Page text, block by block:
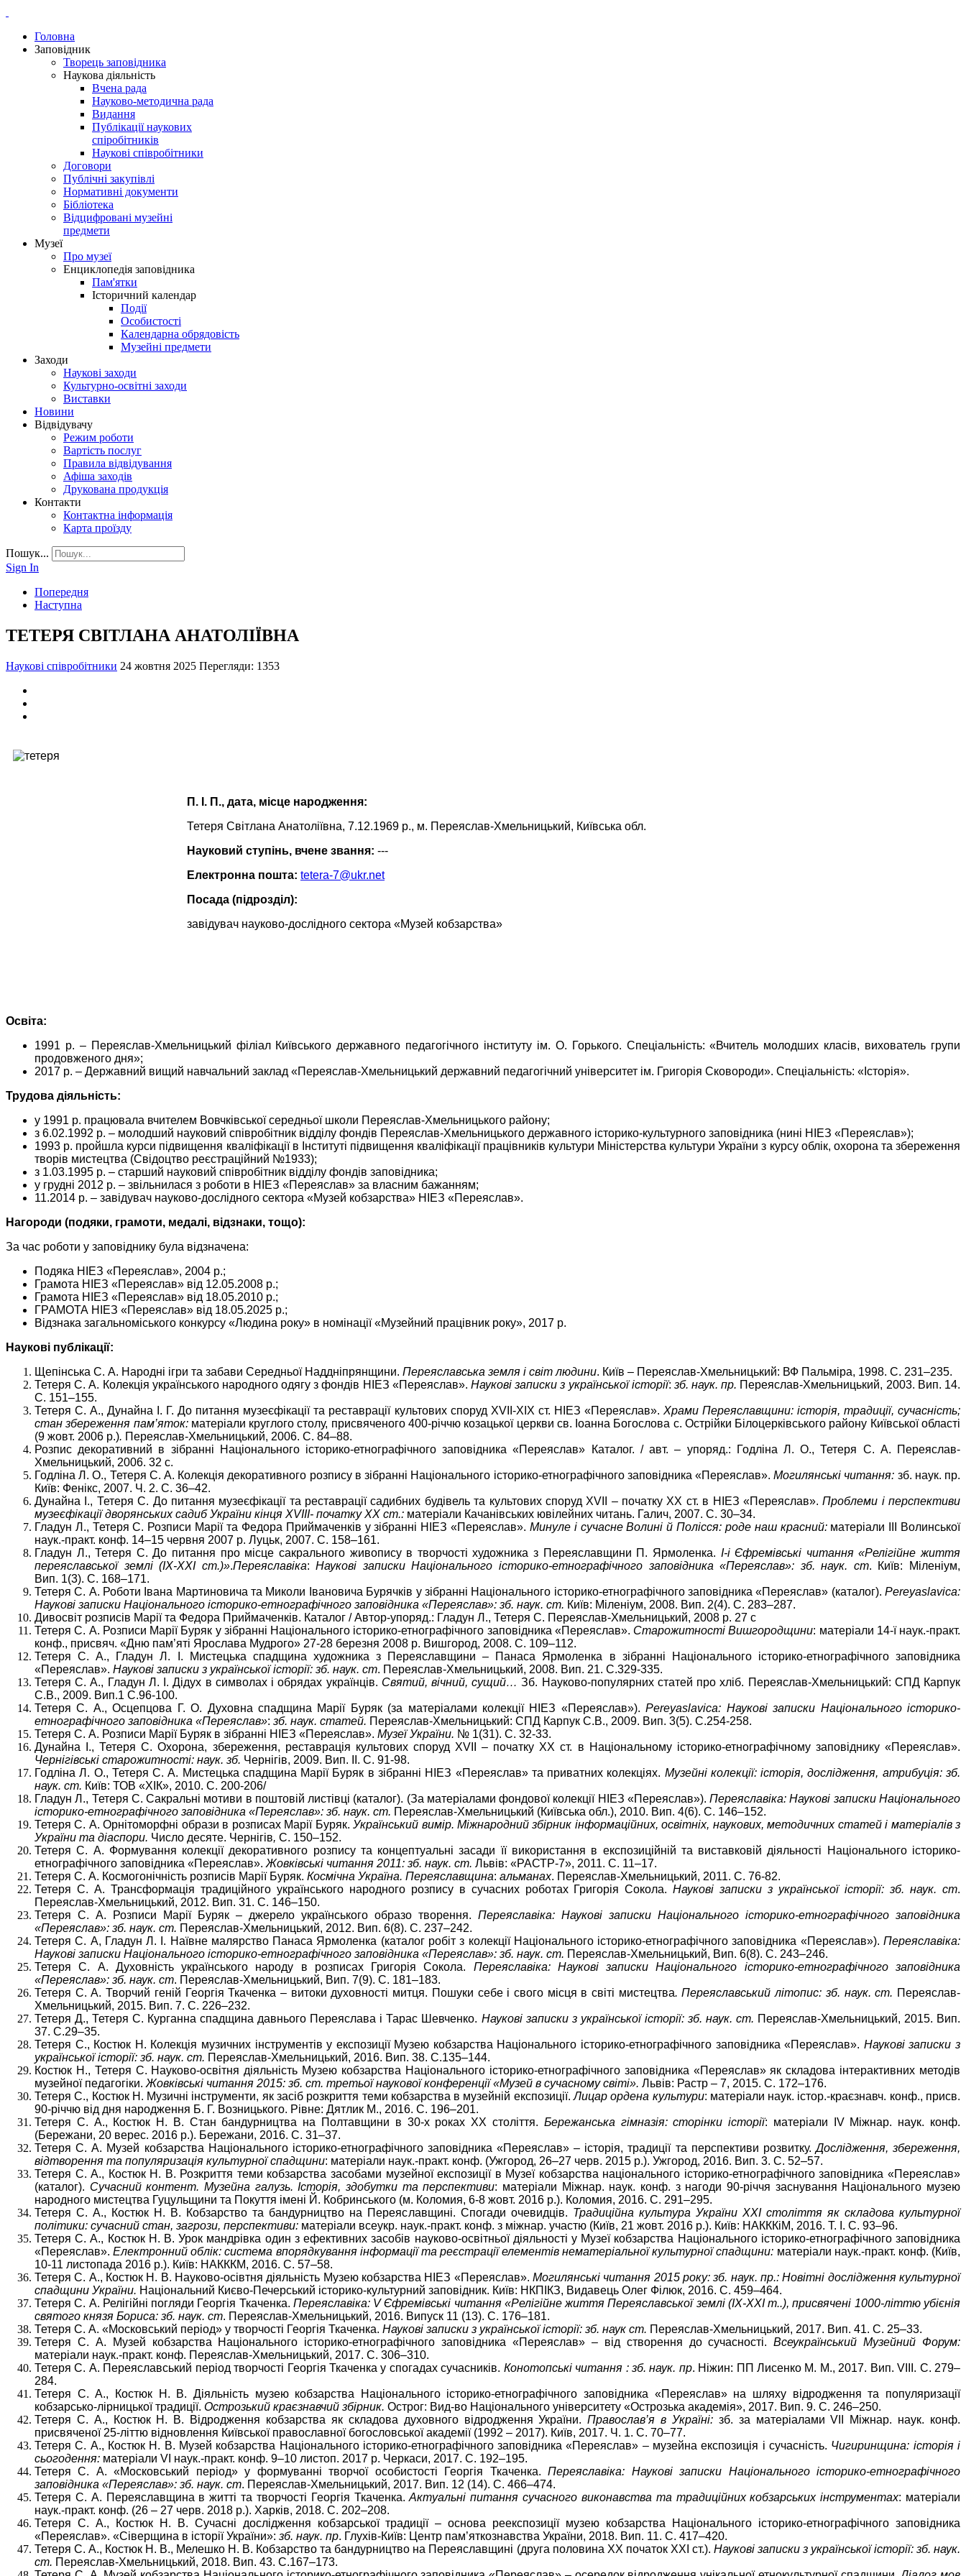
Головна
Заповідник
Творець заповідника
Наукова діяльність
Вчена рада
Науково-методична рада
Видання
Публікації наукових
спіробітників
Наукові співробітники
Договори
Публічні закупівлі
Нормативні документи
Бібліотека
Відцифровані музейні
предмети
Музеї
Про музеї
Енциклопедія заповідника
Пам'ятки
Історичний календар
Події
Особистості
Календарна обрядовість
Музейні предмети
Заходи
Наукові заходи
Культурно-освітні заходи
Виставки
Новини
Відвідувачу
Режим роботи
Вартість послуг
Правила відвідування
Афіша заходів
Друкована продукція
Контакти
Контактна інформація
Карта проїзду
Пошук...
Sign In
Попередня
Наступна
ТЕТЕРЯ СВІТЛАНА АНАТОЛІЇВНА
Наукові співробітники 24 жовтня 2025 Перегляди: 1353
П. І. П., дата, місце народження:
Тетеря Світлана Анатоліївна, 7.12.1969 р., м. Переяслав-Хмельницький, Київська обл.
Науковий ступінь, вчене звання: ---
Електронна пошта: tetera-7@ukr.net
Посада (підрозділ):
завідувач науково-дослідного сектора «Музей кобзарства»
Освіта:
1991 р. – Переяслав-Хмельницький філіал Київського державного педагогічного інституту ім. О. Горького. Спеціальність: «Вчитель молодших класів, вихователь групи
продовженого дня»;
2017 р. – Державний вищий навчальний заклад «Переяслав-Хмельницький державний педагогічний університет ім. Григорія Сковороди». Спеціальність: «Історія».
Трудова діяльність:
у 1991 р. працювала вчителем Вовчківської середньої школи Переяслав-Хмельницького району;
з 6.02.1992 р. – молодший науковий співробітник відділу фондів Переяслав-Хмельницького державного історико-культурного заповідника (нині НІЕЗ «Переяслав»);
1993 р. пройшла курси підвищення кваліфікації в Інституті підвищення кваліфікації працівників культури Міністерства культури України з курсу облік, охорона та збереження
творів мистецтва (Свідоцтво реєстраційний №1933);
з 1.03.1995 р. – старший науковий співробітник відділу фондів заповідника;
у грудні 2012 р. – звільнилася з роботи в НІЕЗ «Переяслав» за власним бажанням;
11.2014 р. – завідувач науково-дослідного сектора «Музей кобзарства» НІЕЗ «Переяслав».
Нагороди (подяки, грамоти, медалі, відзнаки, тощо):
За час роботи у заповіднику була відзначена:
Подяка НІЕЗ «Переяслав», 2004 р.;
Грамота НІЕЗ «Переяслав» від 12.05.2008 р.;
Грамота НІЕЗ «Переяслав» від 18.05.2010 р.;
ГРАМОТА НІЕЗ «Переяслав» від 18.05.2025 р.;
Відзнака загальноміського конкурсу «Людина року» в номінації «Музейний працівник року», 2017 р.
Наукові публікації:
Щепінська С. А. Народні ігри та забави Середньої Наддніпрянщини. Переяславська земля і світ людини. Київ – Переяслав-Хмельницький: ВФ Пальміра, 1998. С. 231–235.
Тетеря С. А. Колекція українського народного одягу з фондів НІЕЗ «Переяслав». Наукові записки з української історії: зб. наук. пр. Переяслав-Хмельницький, 2003. Вип. 14.
С. 151–155.
Тетеря С. А., Дунайна І. Г. До питання музеєфікації та реставрації культових споруд ХVІІ-ХІХ ст. НІЕЗ «Переяслав». Храми Переяславщини: історія, традиції, сучасність;
стан збереження пам’яток: матеріали круглого столу, присвяченого 400-річчю козацької церкви св. Іоанна Богослова с. Острійки Білоцерківського району Київської області
(9 жовт. 2006 р.). Переяслав-Хмельницький, 2006. С. 84–88.
Розпис декоративний в зібранні Національного історико-етнографічного заповідника «Переяслав» Каталог. / авт. – упоряд.: Годліна Л. О., Тетеря С. А. Переяслав-
Хмельницький, 2006. 32 с.
Годліна Л. О., Тетеря С. А. Колекція декоративного розпису в зібранні Національного історико-етнографічного заповідника «Переяслав».Могилянські читання: зб. наук. пр.
Київ: Фенікс, 2007. Ч. 2. С. 36–42.
Дунайна І., Тетеря С. До питання музеєфікації та реставрації садибних будівель та культових споруд ХVІІ – початку ХХ ст. в НІЕЗ «Переяслав».Проблеми і перспективи
музеєфікації дворянських садиб України кінця ХVІІІ- початку ХХ ст.: матеріали Качанівських ювілейних читань. Галич, 2007. С. 30–34.
Гладун Л., Тетеря С. Розписи Марії та Федора Приймаченків у зібранні НІЕЗ «Переяслав». Минуле і сучасне Волині й Полісся: роде наш красний:матеріали ІІІ Волинської
наук.-практ. конф. 14–15 червня 2007 р. Луцьк, 2007. С. 158–161.
Гладун Л., Тетеря С. До питання про місце сакрального живопису в творчості художника з Переяславщини П. Ярмоленка. І-і Єфремівські читання «Релігійне життя
переяславської землі (ІХ-ХХІ ст.)».Переяславіка:Наукові запискиНаціонального історико-етнографічного заповідника «Переяслав»: зб. наук. ст. Київ: Міленіум,
Вип. 1(3). С. 168–171.
Тетеря С. А. Роботи Івана Мартиновича та Миколи Івановича Бурячків у зібранні Національного історико-етнографічного заповідника «Переяслав» (каталог). Pereyaslavica:
Наукові записки Національного історико-етнографічного заповідника «Переяслав»: зб. наук. ст. Київ: Міленіум, 2008. Вип. 2(4). С. 283–287.
Дивосвіт розписів Марії та Федора Приймаченків. Каталог / Автор-упоряд.: Гладун Л., Тетеря С. Переяслав-Хмельницький, 2008 р. 27 с
Тетеря С. А. Розписи Марії Буряк у зібранні Національного історико-етнографічного заповідника «Переяслав». Старожитності Вишгородщини: матеріали 14-ї наук.-практ.
конф., присвяч. «Дню пам’яті Ярослава Мудрого» 27-28 березня 2008 р. Вишгород, 2008. С. 109–112.
Тетеря С. А., Гладун Л. І. Мистецька спадщина художника з Переяславщини – Панаса Ярмоленка в зібранні Національного історико-етнографічного заповідника
«Переяслав». Наукові записки з української історії: зб. наук. ст. Переяслав-Хмельницький, 2008. Вип. 21. С.329-335.
Тетеря С. А., Гладун Л. І. Дідух в символах і обрядах українців. Святий, вічний, сущий… Зб. Науково-популярних статей про хліб. Переяслав-Хмельницький: СПД Карпук
С.В., 2009. Вип.1 С.96-100.
Тетеря С. А., Осцепцова Г. О. Духовна спадщина Марії Буряк (за матеріалами колекції НІЕЗ «Переяслав»).Pereyaslavica: Наукові записки Національного історико-
етнографічного заповідника «Переяслав»: зб. наук. статей. Переяслав-Хмельницький: СПД Карпук С.В., 2009. Вип. 3(5). С.254-258.
Тетеря С. А. Розписи Марії Буряк в зібранні НІЕЗ «Переяслав». Музеї України. № 1(31). С. 32-33.
Дунайна І., Тетеря С. Охорона, збереження, реставрація культових споруд ХVІІ – початку ХХ ст. в Національному історико-етнографічному заповіднику «Переяслав».
Чернігівські старожитності: наук. зб. Чернігів, 2009. Вип. ІІ. С. 91-98.
Годліна Л. О., Тетеря С. А. Мистецька спадщина Марії Буряк в зібранні НІЕЗ «Переяслав» та приватних колекціях. Музейні колекції: історія, дослідження, атрибуція: зб.
наук. ст. Київ: ТОВ «ХІК», 2010. С. 200-206/
Гладун Л., Тетеря С. Сакральні мотиви в поштовій листівці (каталог). (За матеріалами фондової колекції НІЕЗ «Переяслав»).Переяславіка: Наукові записки Національного
історико-етнографічного заповідника «Переяслав»: зб. наук. ст. Переяслав-Хмельницький (Київська обл.), 2010. Вип. 4(6). С. 146–152.
Тетеря С. А. Орнітоморфні образи в розписах Марії Буряк.Український вимір. Міжнародний збірник інформаційних, освітніх, наукових, методичних статей і матеріалів з
України та діаспори. Число десяте. Чернігів, С. 150–152.
Тетеря С. А. Формування колекції декоративного розпису та концептуальні засади її використання в експозиційній та виставковій діяльності Національного історико-
етнографічного заповідника «Переяслав». Жовківські читання 2011: зб. наук. ст. Львів: «РАСТР-7», 2011. С. 11–17.
Тетеря С. А. Космогонічність розписів Марії Буряк. Космічна Україна. Переяславщина: альманах. Переяслав-Хмельницький, 2011. С. 76-82.
Тетеря С. А. Трансформація традиційного українського народного розпису в сучасних роботах Григорія Сокола.Наукові записки з української історії: зб. наук. ст.
Переяслав-Хмельницький, 2012. Вип. 31. С. 146–150.
Тетеря С. А. Розписи Марії Буряк – джерело українського образо творення. Переяславіка: Наукові записки Національного історико-етнографічного заповідника
«Переяслав»: зб. наук. ст. Переяслав-Хмельницький, 2012. Вип. 6(8). С. 237–242.
Тетеря С. А, Гладун Л. І. Наївне малярство Панаса Ярмоленка (каталог робіт з колекції Національного історико-етнографічного заповідника «Переяслав»). Переяславіка:
Наукові записки Національного історико-етнографічного заповідника «Переяслав»: зб. наук. ст. Переяслав-Хмельницький, Вип. 6(8). С. 243–246.
Тетеря С. А. Духовність українського народу в розписах Григорія Сокола. Переяславіка: Наукові записки Національного історико-етнографічного заповідника
«Переяслав»: зб. наук. ст. Переяслав-Хмельницький, Вип. 7(9). С. 181–183.
Тетеря С. А. Творчий геній Георгія Ткаченка – витоки духовності митця. Пошуки себе і свого місця в світі мистецтва. Переяславський літопис: зб. наук. ст. Переяслав-
Хмельницький, 2015. Вип. 7. С. 226–232.
Тетеря Д., Тетеря С. Курганна спадщина давнього Переяслава і Тарас Шевченко. Наукові записки з української історії: зб. наук. ст. Переяслав-Хмельницький, 2015. Вип.
37. С.29–35.
Тетеря С., Костюк Н. Колекція музичних інструментів у експозиції Музею кобзарства Національного історико-етнографічного заповідника «Переяслав». Наукові записки з
української історії: зб. наук. ст. Переяслав-Хмельницький, 2016. Вип. 38. С.135–144.
Костюк Н., Тетеря С. Науково-освітня діяльність Музею кобзарства Національного історико-етнографічного заповідника «Переяслав» як складова інтерактивних методів
музейної педагогіки. Жовківські читання 2015: зб. ст. третьої наукової конференції«Музей в сучасному світі». Львів: Растр – 7, 2015. С. 172–176.
Тетеря С., Костюк Н. Музичні інструменти, як засіб розкриття теми кобзарства в музейній експозиції.Лицар ордена культури: матеріали наук. істор.-краєзнавч. конф., присв.
90-річчю від дня народження Б. Г. Возницького. Рівне: Дятлик М., 2016. С. 196–201.
Тетеря С. А., Костюк Н. В. Стан бандурництва на Полтавщини в 30-х роках ХХ століття. Бережанська гімназія: сторінки історії: матеріали IV Міжнар. наук. конф.
(Бережани, 20 верес. 2016 р.). Бережани, 2016. С. 31–37.
Тетеря С. А. Музей кобзарства Національного історико-етнографічного заповідника «Переяслав» – історія, традиції та перспективи розвитку.Дослідження, збереження,
відтворення та популяризація культурної спадщини: матеріали наук.-практ. конф. (Ужгород, 26–27 черв. 2015 р.). Ужгород, 2016. Вип. 3. С. 52–57.
Тетеря С. А., Костюк Н. В. Розкриття теми кобзарства засобами музейної експозиції в Музеї кобзарства національного історико-етнографічного заповідника «Переяслав»
(каталог). Сучасний контент. Музейна галузь. Історія, здобутки та перспективи: матеріали Міжнар. наук. конф. з нагоди 90-річчя заснування Національного музею
народного мистецтва Гуцульщини та Покуття імені Й. Кобринського (м. Коломия, 6-8 жовт. 2016 р.). Коломия, 2016. С. 291–295.
Тетеря С. А., Костюк Н. В. Кобзарство та бандурництво на Переяславщині. Спогади очевидців. Традиційна культура України ХХІ століття як складова культурної
політики: сучасний стан, загрози, перспективи: матеріали всеукр. наук.-практ. конф. з міжнар. участю (Київ, 21 жовт. 2016 р.). Київ: НАКККіМ, 2016. Т. І. С. 93–96.
Тетеря С. А., Костюк Н. В. Урок мандрівка один з ефективних засобів науково-освітньої діяльності у Музеї кобзарства Національного історико-етнографічного заповідника
«Переяслав».Електронний облік: система впорядкування інформації та реєстрації елементів нематеріальної культурної спадщини: матеріали наук.-практ. конф. (Київ,
10-11 листопада 2016 р.). Київ: НАКККМ, 2016. С. 57–58.
Тетеря С. А., Костюк Н. В. Науково-осівтня діяльність Музею кобзарства НІЕЗ «Переяслав». Могилянські читання 2015 року: зб. наук. пр.: Новітні дослідження культурної
спадщини України. Національний Києво-Печерський історико-культурний заповідник. Київ: НКПІКЗ, Видавець Олег Філюк, 2016. С. 459–464.
Тетеря С. А. Релігійні погляди Георгія Ткаченка. Переяславіка: V Єфремівські читання «Релігійне життя Переяславської землі (ІХ-ХХІ т..), присвячені 1000-літтю убієнія
святого князя Бориса: зб. наук. ст. Переяслав-Хмельницький, 2016. Випуск 11 (13). С. 176–181.
Тетеря С. А. «Московський період» у творчості Георгія Ткаченка. Наукові записки з української історії: зб. наук ст. Переяслав-Хмельницький, 2017. Вип. 41. С. 25–33.
Тетеря С. А. Музей кобзарства Національного історико-етнографічного заповідника «Переяслав» – від створення до сучасності.Всеукраїнський Музейний Форум:
матеріали наук.-практ. конф. Переяслав-Хмельницький, 2017. С. 306–310.
Тетеря С. А. Переяславський період творчості Георгія Ткаченка у спогадах сучасників. Конотопські читання : зб. наук. пр. Ніжин: ПП Лисенко М. М., 2017. Вип. VIII. С. 279–
284.
Тетеря С. А., Костюк Н. В. Діяльність музею кобзарства Національного історико-етнографічного заповідника «Переяслав» на шляху відродження та популяризації
кобзарсько-лірницької традиції. Острозький краєзнавчий збірник. Острог: Вид-во Національного університету «Острозька академія», 2017. Вип. 9. С. 246–250.
Тетеря С. А., Костюк Н. В. Відродження кобзарства як складова духовного відродження України.Православ’я в Україні:зб. за матеріалами VII Міжнар. наук. конф.
присвяченої 25-літтю відновлення Київської православної богословської академії (1992 – 2017). Київ, 2017. Ч. 1. С. 70–77.
Тетеря С. А., Костюк Н. В. Музей кобзарства Національного історико-етнографічного заповідника «Переяслав» – музейна експозиція і сучасність. Чигиринщина: історія і
сьогодення: матеріали VІ наук.-практ. конф. 9–10 листоп. 2017 р. Черкаси, 2017. С. 192–195.
Тетеря С. А. «Московський період» у формуванні творчої особистості Георгія Ткаченка.Переяславіка: Наукові записки Національного історико-етнографічного
заповідника «Переяслав»: зб. наук. ст. Переяслав-Хмельницький, 2017. Вип. 12 (14). С. 466–474.
Тетеря С. А. Переяславщина в житті та творчості Георгія Ткаченка.Актуальні питання сучасного виконавства та традиційних кобзарських інструментах: матеріали
наук.-практ. конф. (26 – 27 черв. 2018 р.). Харків, 2018. С. 202–208.
Тетеря С. А., Костюк Н. В. Сучасні дослідження кобзарської традиції – основа реекспозиції музею кобзарства Національного історико-етнографічного заповідника
«Переяслав». «Сіверщина в історії України»: зб. наук. пр. Глухів-Київ: Центр пам’яткознавства України, 2018. Вип. 11. С. 417–420.
Тетеря С. А., Костюк Н. В., Мелешко Н. В. Кобзарство та бандурництво на Переяславщині (друга половина ХХ початок ХХІ ст.). Наукові записки з української історії: зб. наук.
ст. Переяслав-Хмельницький, 2018. Вип. 43. С.167–173.